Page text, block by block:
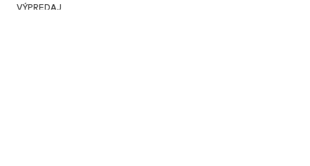
VÝPREDAJ